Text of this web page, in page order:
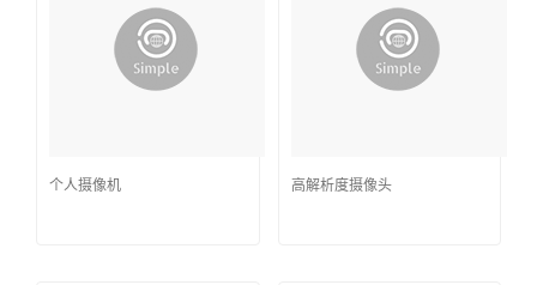
个人摄像机 高解析度摄像头